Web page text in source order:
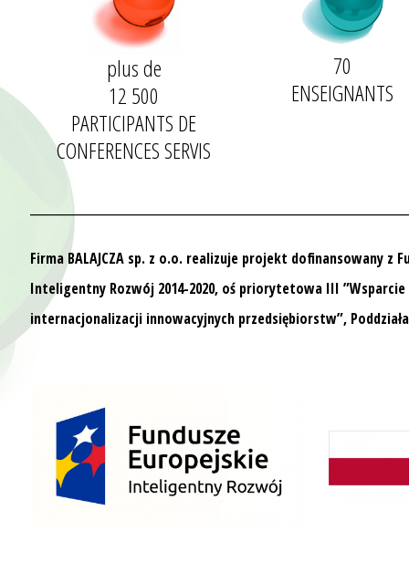
plus de
12 500
PARTICIPANTS DE
CONFERENCES SERVIS
70
ENSEIGNANTS
Firma BALAJCZA sp. z o.o. realizuje projekt dofinansowany
Inteligentny Rozwój 2014-2020, oś priorytetowa III
internacjonalizacji innowacyjnych przedsiębiorstw”,